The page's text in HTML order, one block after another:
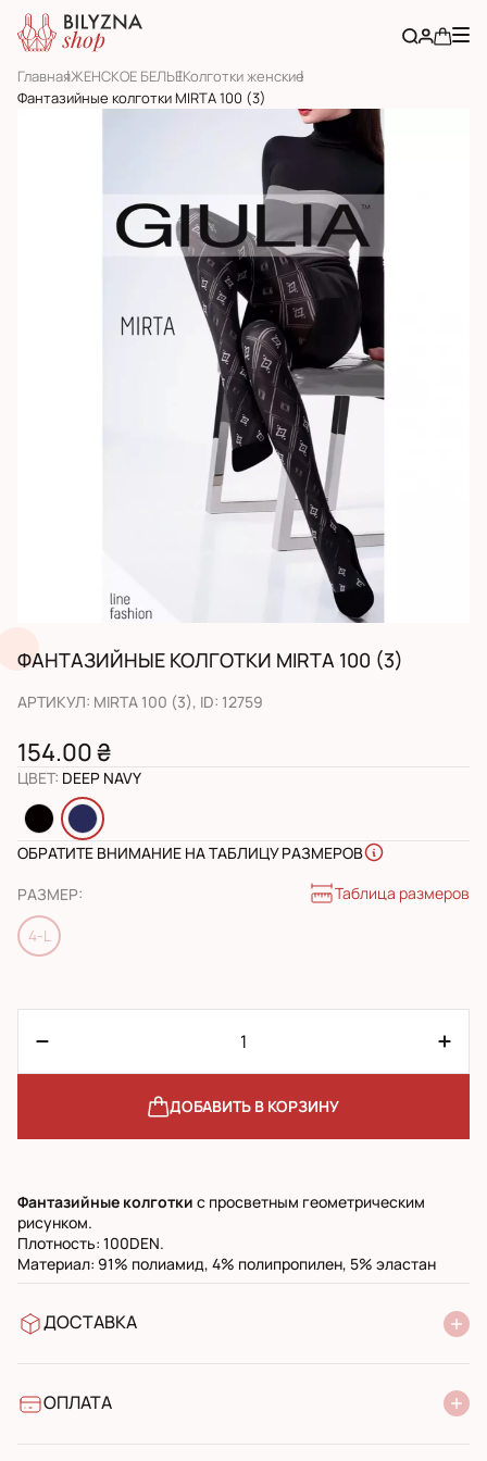
ГлавнаяЖЕНСКОЕ БЕЛЬЕКолготки женские
Фантазийные колготки MIRTA 100 (3)
ФАНТАЗИЙНЫЕ КОЛГОТКИ MIRTA 100 (3)
АРТИКУЛ: MIRTA 100 (3), ID: 12759
154.00 ₴
ЦВЕТ: DEEP NAVY
ОБРАТИТЕ ВНИМАНИЕ НА ТАБЛИЦУ РАЗМЕРОВ
РАЗМЕР: Таблица размеров
4-L
ДОБАВИТЬ В КОРЗИНУ
Фантазийные колготки с просветным геометрическим
рисунком.
Плотность: 100DEN.
Материал: 91% полиамид, 4% полипропилен, 5% эластан
ДОСТАВКА
УкрПочта стандарт
ОПЛАТА
Банковский перевод